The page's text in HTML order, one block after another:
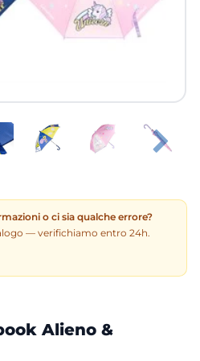
o ci sia qualche errore?
— verifichiamo entro 24h.
Alieno &